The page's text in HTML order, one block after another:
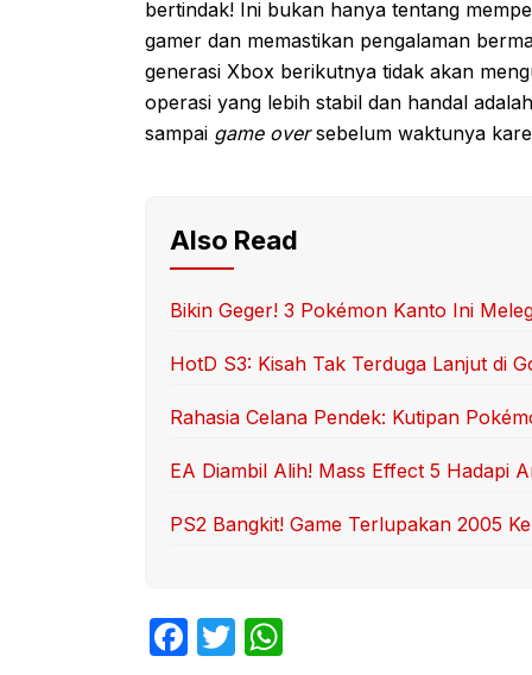
bertindak! Ini bukan hanya tentang
gamer dan memastikan pengalaman
generasi Xbox berikutnya tidak akan
operasi yang lebih stabil dan handal
sampai game oversebelum waktunya
Also Read
Bikin Geger! 3 Pokémon Kanto Ini
HotD S3: Kisah Tak Terduga Lanjut di
Rahasia Celana Pendek: Kutipan
EA Diambil Alih! Mass Effect 5 Hadapi
PS2 Bangkit! Game Terlupakan 2005
F
T